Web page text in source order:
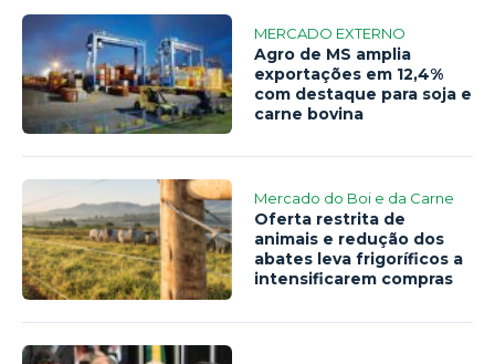
MERCADO EXTERNO
Agro de MS amplia
exportações em 12,4%
com destaque para soja e
carne bovina
Mercado do Boi e da Carne
Oferta restrita de
animais e redução dos
abates leva frigoríficos a
intensificarem compras